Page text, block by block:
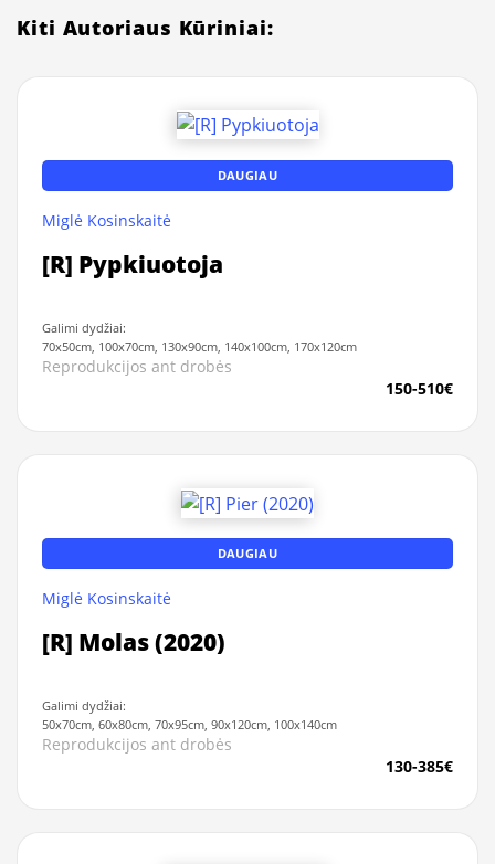
Kiti Autoriaus Kūriniai:
DAUGIAU
Miglė Kosinskaitė
[R] Pypkiuotoja
Galimi dydžiai:
70x50cm, 100x70cm, 130x90cm, 140x100cm, 170x120cm
Reprodukcijos ant drobės
150-510€
DAUGIAU
Miglė Kosinskaitė
[R] Molas (2020)
Galimi dydžiai:
50x70cm, 60x80cm, 70x95cm, 90x120cm, 100x140cm
Reprodukcijos ant drobės
130-385€